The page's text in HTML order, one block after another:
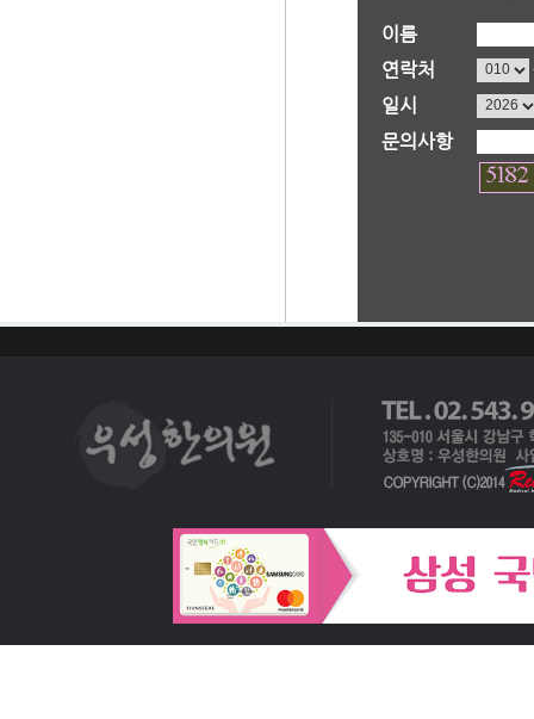
이름
연락처
일시
문의사항